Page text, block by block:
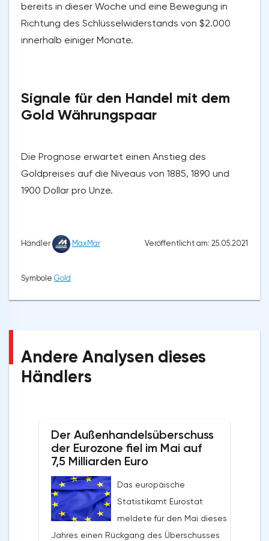
bereits in dieser Woche und eine Bewegung in
Richtung des Schlüsselwiderstands von $2.000
innerhalb einiger Monate.
Signale für den Handel mit dem
Gold Währungspaar
Die Prognose erwartet einen Anstieg des
Goldpreises auf die Niveaus von 1885, 1890 und
1900 Dollar pro Unze.
Händler MaxMar Veröffentlicht am: 25.05.2021
Symbole Gold
Andere Analysen dieses
Händlers
Der Außenhandelsüberschuss
der Eurozone fiel im Mai auf
7,5 Milliarden Euro
Das europäische
Statistikamt Eurostat
meldete für den Mai dieses
Jahres einen Rückgang des Überschusses